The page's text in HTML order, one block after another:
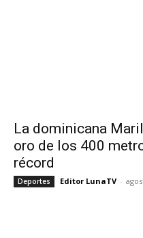
La dominicana
oro de los 400
récord
Deportes Editor LunaTV -